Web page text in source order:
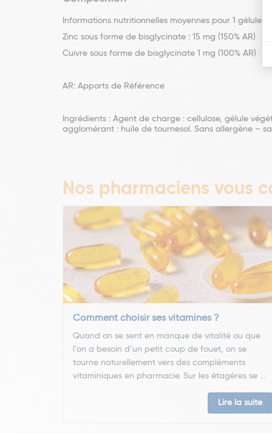
Informations nutritionnelles moyennes pour 1 gélule
Zinc sous forme de bisglycinate : 15 mg (150% AR)
Cuivre sous forme de bisglycinate 1 mg (100% AR)
AR: Apports de Référence
Ingrédients : Agent de charge : cellulose, gélule
agglomérant : huile de tournesol. Sans allergène –
Nos pharmaciens vous
Comment choisir ses vitamines ?
Quand on se sent en manque de vitalité ou que
l’on a besoin d’un petit coup de fouet, on se
tourne naturellement vers des compléments
vitaminiques en pharmacie. Sur les étagères se ...
Lire la suite